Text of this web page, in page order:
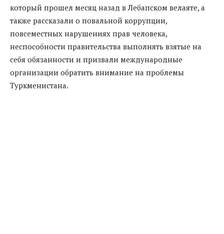
который прошел месяц назад в Лебапском велаяте, а
также рассказали о повальной коррупции,
повсеместных нарушениях прав человека,
неспособности правительства выполнять взятые на
себя обязанности и призвали международные
организации обратить внимание на проблемы
Туркменистана.